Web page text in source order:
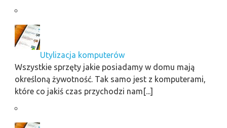
Utylizacja komputerów
Wszystkie sprzęty jakie posiadamy w domu mają
określoną żywotność. Tak samo jest z komputerami,
które co jakiś czas przychodzi nam[...]